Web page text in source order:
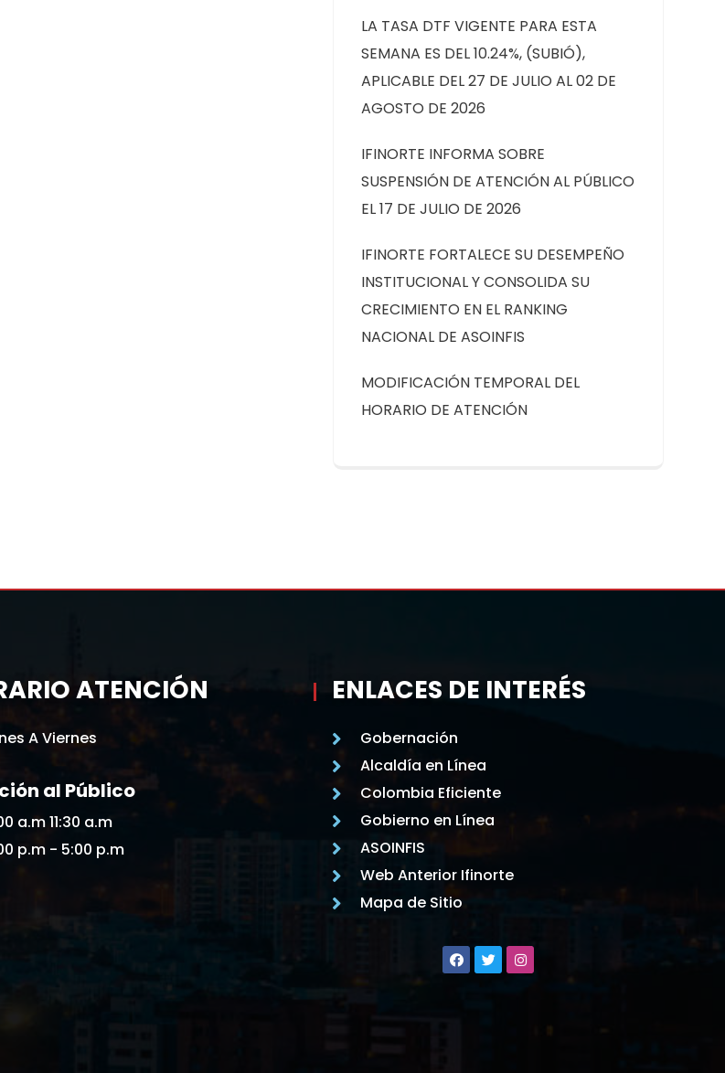
LA TASA DTF VIGENTE PARA ESTA
SEMANA ES DEL 10.24%, (SUBIÓ),
APLICABLE DEL 27 DE JULIO AL 02 DE
AGOSTO DE 2026
IFINORTE INFORMA SOBRE
SUSPENSIÓN DE ATENCIÓN AL PÚBLICO
EL 17 DE JULIO DE 2026
IFINORTE FORTALECE SU DESEMPEÑO
INSTITUCIONAL Y CONSOLIDA SU
CRECIMIENTO EN EL RANKING
NACIONAL DE ASOINFIS
MODIFICACIÓN TEMPORAL DEL
HORARIO DE ATENCIÓN
ATENCIÓN
A Viernes
al Público
a.m 11:30 a.m
p.m - 5:00 p.m
ENLACES DE INTERÉS
Gobernación
Alcaldía en Línea
Colombia Eficiente
Gobierno en Línea
ASOINFIS
Web Anterior Ifinorte
Mapa de Sitio